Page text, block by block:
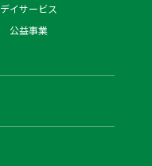
デイサービス
公益事業